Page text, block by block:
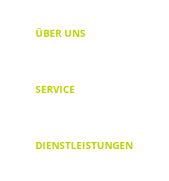
ÜBER UNS
SERVICE
DIENSTLEISTUNGEN